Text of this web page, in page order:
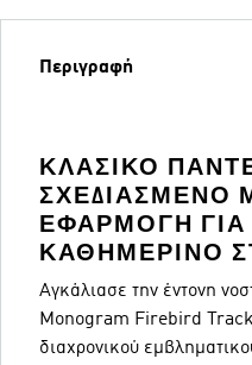
Περιγραφή
ΚΛΑΣΙΚΌ
ΣΧΕΔΙΑΣΜΈΝΟ
ΕΦΑΡΜΟΓΉ ΓΙΑ
ΚΑΘΗΜΕΡΙΝΌ
Αγκάλιασε την έντονη
Monogram Firebird
διαχρονικού